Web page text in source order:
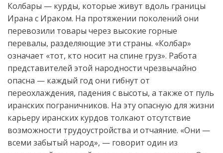
Колбары — курды, которые живут вдоль границы
Ирана с Ираком. На протяжении поколений они
перевозили товары через высокие горные
перевалы, разделяющие эти страны. «Колбар»
означает «тот, кто носит на спине груз». Работа
представителей этой народности чрезвычайно
опасна — каждый год они гибнут от
переохлаждения, падения с высоты, а также от пуль
иранских пограничников. На этуопасную для жизни
карьеру иранских курдов толкают отсутствие
возможности трудоустройства и отчаяние. «Они —
всеми забытый народ», — говорит один из